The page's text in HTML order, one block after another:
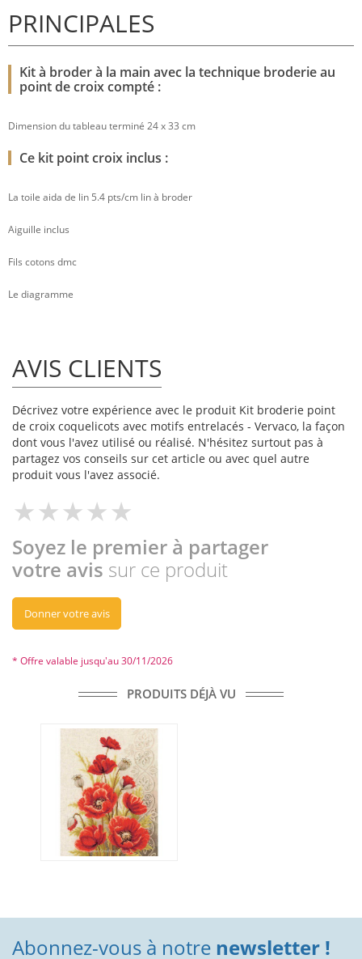
PRINCIPALES
Kit à broder à la main avec la technique broderie au
point de croix compté :
Dimension du tableau terminé 24 x 33 cm
Ce kit point croix inclus :
La toile aida de lin 5.4 pts/cm lin à broder
Aiguille inclus
Fils cotons dmc
Le diagramme
AVIS CLIENTS
Décrivez votre expérience avec le produit Kit broderie point
de croix coquelicots avec motifs entrelacés - Vervaco, la façon
dont vous l'avez utilisé ou réalisé. N'hésitez surtout pas à
partagez vos conseils sur cet article ou avec quel autre
produit vous l'avez associé.
Soyez le premier à partager
votre avis sur ce produit
Donner votre avis
* Offre valable jusqu'au 30/11/2026
PRODUITS DÉJÀ VU
Abonnez-vous à notre newsletter !